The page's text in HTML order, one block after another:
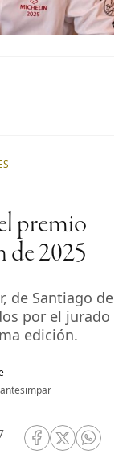
premio
de 2025
de Santiago de
por el jurado
edición.
RRSS Facebook
RRSSRRSS